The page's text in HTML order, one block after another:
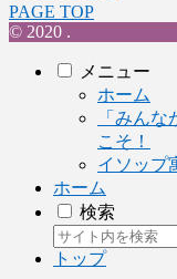
PAGE TOP
© 2020 .
メニュー
ホーム
「みん
こそ！
イソップ
ホーム
検索
トップ